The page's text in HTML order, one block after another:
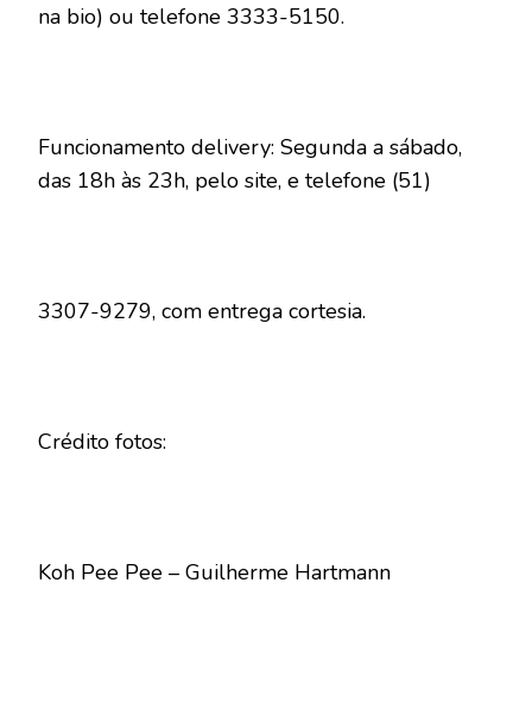
na bio) ou telefone 3333-5150.
Funcionamento delivery: Segunda a sábado,
das 18h às 23h, pelo site, e telefone (51)
3307-9279, com entrega cortesia.
Crédito fotos:
Koh Pee Pee – Guilherme Hartmann